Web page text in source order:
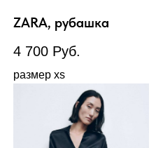
ZARA, рубашка
4 700 Руб.
размер xs